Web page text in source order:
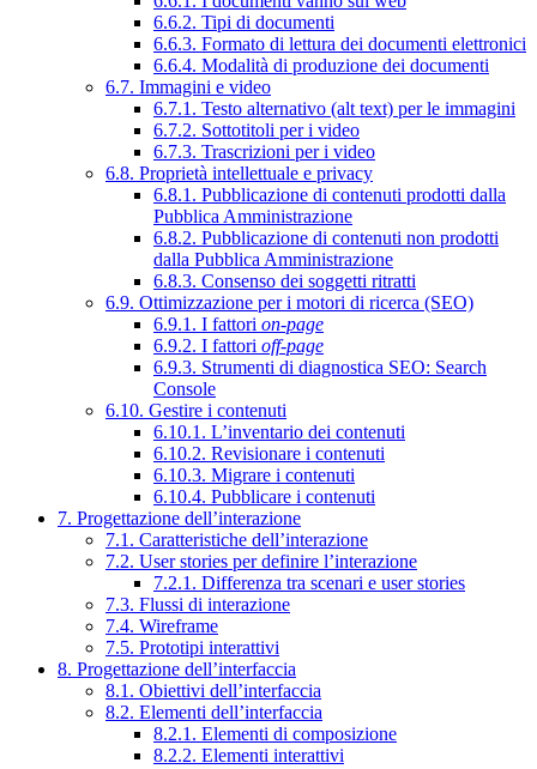
6.6.2. Tipi di documenti
6.6.3. Formato di lettura dei documenti elettronici
6.6.4. Modalità di produzione dei documenti
6.7. Immagini e video
6.7.1. Testo alternativo (alt text) per le immagini
6.7.2. Sottotitoli per i video
6.7.3. Trascrizioni per i video
6.8. Proprietà intellettuale e privacy
6.8.1. Pubblicazione di contenuti prodotti dalla
Pubblica Amministrazione
6.8.2. Pubblicazione di contenuti non prodotti
dalla Pubblica Amministrazione
6.8.3. Consenso dei soggetti ritratti
6.9. Ottimizzazione per i motori di ricerca (SEO)
6.9.1. I fattori on-page
6.9.2. I fattori off-page
6.9.3. Strumenti di diagnostica SEO: Search
Console
6.10. Gestire i contenuti
6.10.1. L’inventario dei contenuti
6.10.2. Revisionare i contenuti
6.10.3. Migrare i contenuti
6.10.4. Pubblicare i contenuti
7. Progettazione dell’interazione
7.1. Caratteristiche dell’interazione
7.2. User stories per definire l’interazione
7.2.1. Differenza tra scenari e user stories
7.3. Flussi di interazione
7.4. Wireframe
7.5. Prototipi interattivi
8. Progettazione dell’interfaccia
8.1. Obiettivi dell’interfaccia
8.2. Elementi dell’interfaccia
8.2.1. Elementi di composizione
8.2.2. Elementi interattivi